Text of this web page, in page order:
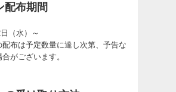
配布期間
（水）～
布は予定数量に達し次第、予告な
がございます。